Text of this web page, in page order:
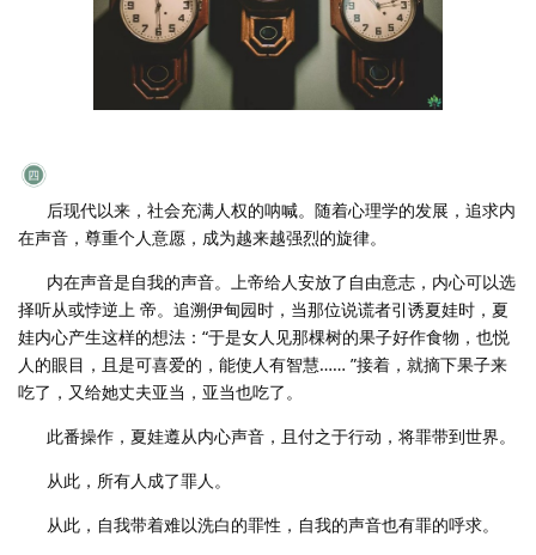
后现代以来，社会充满人权的呐喊。随着心理学的发展，追求内
在声音，尊重个人意愿，成为越来越强烈的旋律。
内在声音是自我的声音。上帝给人安放了自由意志，内心可以选
择听从或悖逆上 帝。追溯伊甸园时，当那位说谎者引诱夏娃时，夏
娃内心产生这样的想法：“于是女人见那棵树的果子好作食物，也悦
人的眼目，且是可喜爱的，能使人有智慧…… ”接着，就摘下果子来
吃了，又给她丈夫亚当，亚当也吃了。
此番操作，夏娃遵从内心声音，且付之于行动，将罪带到世界。
从此，所有人成了罪人。
从此，自我带着难以洗白的罪性，自我的声音也有罪的呼求。